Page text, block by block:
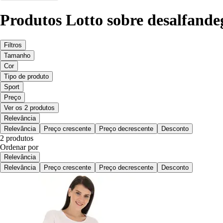
Produtos Lotto sobre
Filtros
Tamanho
Cor
Tipo de produto
Sport
Preço
Ver os 2 produtos
Relevância
Relevância
Preço crescente Preço decrescente Desconto
2 produtos
Ordenar por
Relevância
Relevância
Preço crescente Preço decrescente Desconto